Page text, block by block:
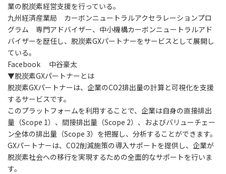
業の脱炭素経営支援を行っている。
九州経済産業局 カーボンニュートラルアクセラレーションプロ
グラム 専門アドバイザー、中小機構カーボンニュートラルアド
バイザーを歴任し、脱炭素GXパートナーをサービスとして展開し
ている。
Facebook 中谷豪太
▼脱炭素GXパートナーとは
脱炭素GXパートナーは、企業のCO2排出量の計算と可視化を支援
するサービスです。
このプラットフォームを利用することで、企業は自身の直接排出
量（Scope 1）、間接排出量（Scope 2）、およびバリューチェー
ン全体の排出量（Scope 3）を把握し、分析することができます。
GXパートナーは、CO2削減施策の導入サポートを提供し、企業が
脱炭素社会への移行を実現するための全面的なサポートを行いま
す。